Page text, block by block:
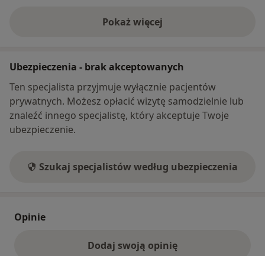
Pokaż więcej
o adresie
Ubezpieczenia - brak akceptowanych
Ten specjalista przyjmuje wyłącznie pacjentów
prywatnych. Możesz opłacić wizytę samodzielnie lub
znaleźć innego specjalistę, który akceptuje Twoje
ubezpieczenie.
Szukaj specjalistów według ubezpieczenia
Opinie
Dodaj swoją opinię